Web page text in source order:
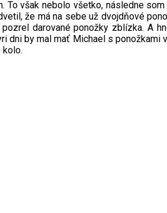
však nebolo všetko, následne
že má na sebe už dvojdňové
darované ponožky zblízka. A
by mal mať Michael s
kolo.